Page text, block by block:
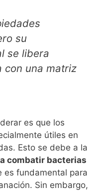
su
se libera
con una matriz
es que los
útiles en
Esto se debe a la
combatir bacterias
es fundamental para
Sin embargo,